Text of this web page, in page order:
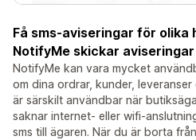
Få sms-aviseringar för olika
NotifyMe skickar
NotifyMe kan vara mycket
om dina ordrar, kunder,
är särskilt användbar när
saknar internet- eller wifi-
sms till ägaren. När du är borta